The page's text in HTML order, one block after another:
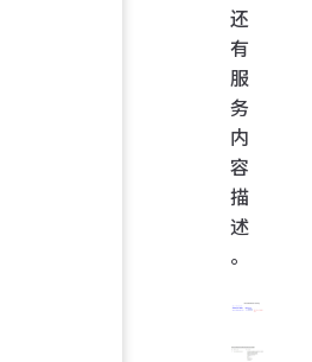
还
有
服
务
内
容
描
述
。